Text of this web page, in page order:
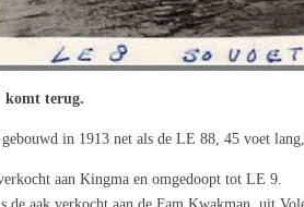
terug.
in 1913 net als de LE 88, 45 voet
aan Kingma en omgedoopt tot LE 9.